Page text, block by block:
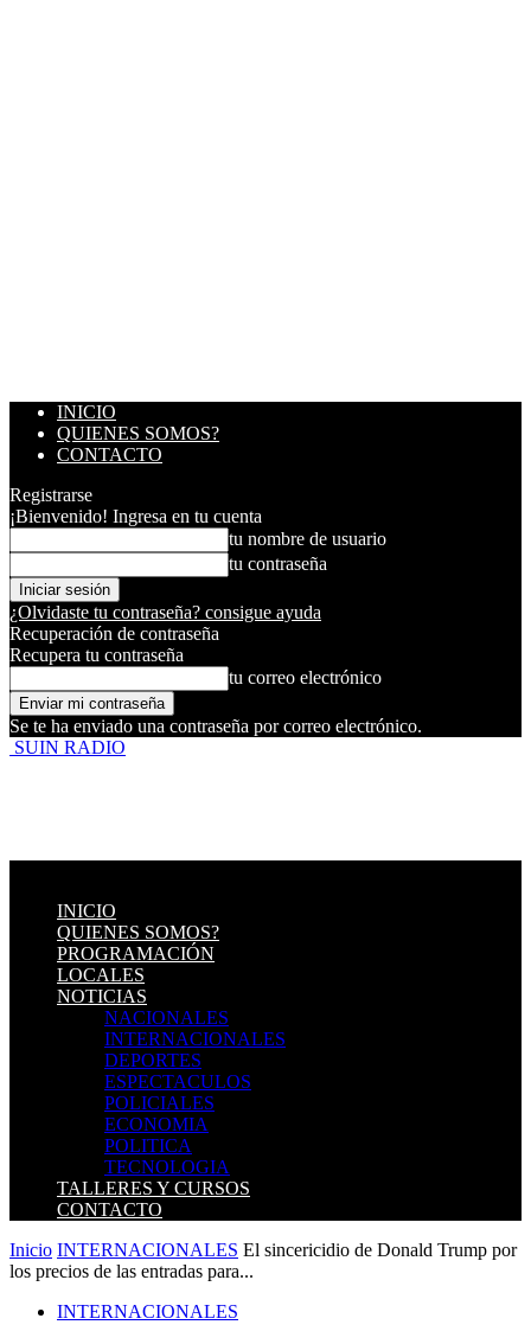
INICIO
QUIENES SOMOS?
CONTACTO
Registrarse
¡Bienvenido! Ingresa en tu cuenta
tu nombre de usuario
tu contraseña
¿Olvidaste tu contraseña? consigue ayuda
Recuperación de contraseña
Recupera tu contraseña
tu correo electrónico
Se te ha enviado una contraseña por correo electrónico.
SUIN RADIO
INICIO
QUIENES SOMOS?
PROGRAMACIÓN
LOCALES
NOTICIAS
NACIONALES
INTERNACIONALES
DEPORTES
ESPECTACULOS
POLICIALES
ECONOMIA
POLITICA
TECNOLOGIA
TALLERES Y CURSOS
CONTACTO
Inicio INTERNACIONALES El sincericidio de Donald Trump por
los precios de las entradas para...
INTERNACIONALES